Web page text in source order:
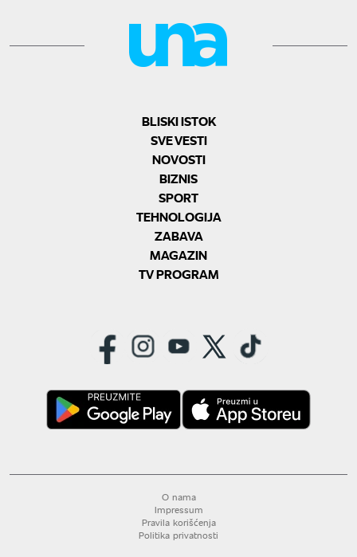
BLISKI ISTOK
SVE VESTI
NOVOSTI
BIZNIS
SPORT
TEHNOLOGIJA
ZABAVA
MAGAZIN
TV PROGRAM
O nama
Impressum
Pravila korišćenja
Politika privatnosti